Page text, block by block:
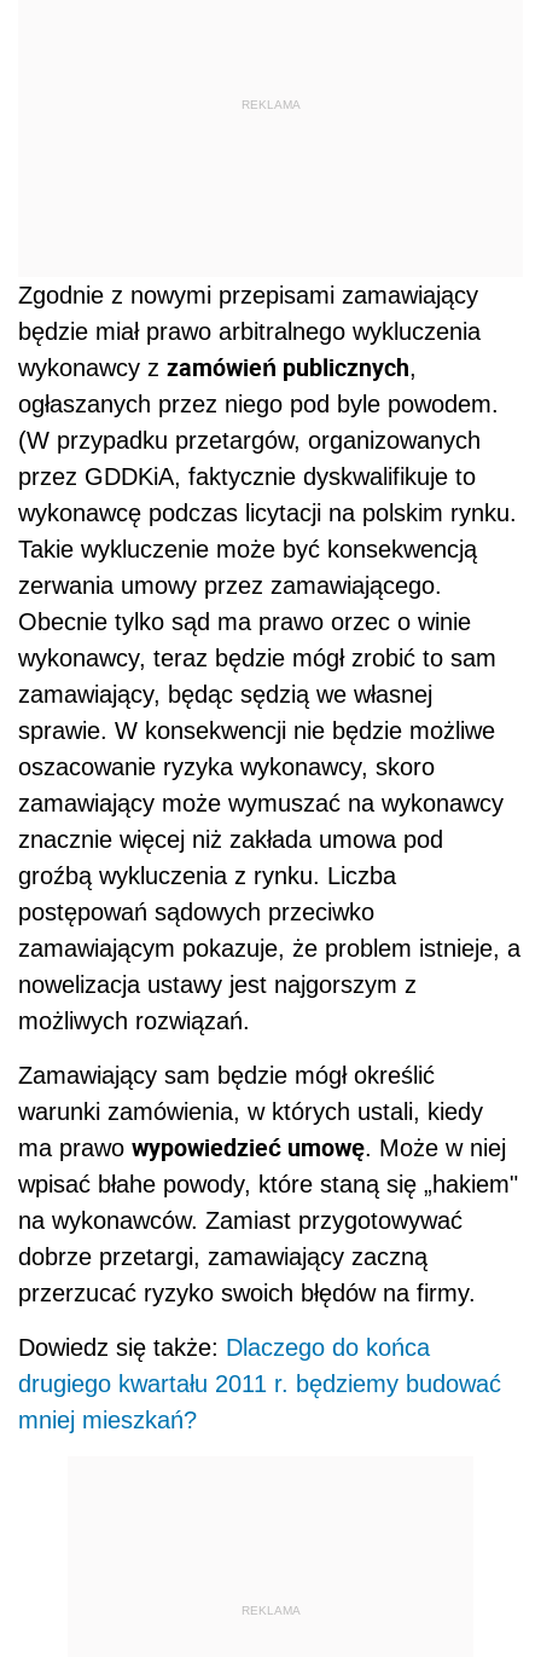
REKLAMA
Zgodnie z nowymi przepisami zamawiający
będzie miał prawo arbitralnego wykluczenia
wykonawcy z zamówień publicznych,
ogłaszanych przez niego pod byle powodem.
(W przypadku przetargów, organizowanych
przez GDDKiA, faktycznie dyskwalifikuje to
wykonawcę podczas licytacji na polskim rynku.
Takie wykluczenie może być konsekwencją
zerwania umowy przez zamawiającego.
Obecnie tylko sąd ma prawo orzec o winie
wykonawcy, teraz będzie mógł zrobić to sam
zamawiający, będąc sędzią we własnej
sprawie. W konsekwencji nie będzie możliwe
oszacowanie ryzyka wykonawcy, skoro
zamawiający może wymuszać na wykonawcy
znacznie więcej niż zakłada umowa pod
groźbą wykluczenia z rynku. Liczba
postępowań sądowych przeciwko
zamawiającym pokazuje, że problem istnieje, a
nowelizacja ustawy jest najgorszym z
możliwych rozwiązań.
Zamawiający sam będzie mógł określić
warunki zamówienia, w których ustali, kiedy
ma prawo wypowiedzieć umowę. Może w niej
wpisać błahe powody, które staną się „hakiem"
na wykonawców. Zamiast przygotowywać
dobrze przetargi, zamawiający zaczną
przerzucać ryzyko swoich błędów na firmy.
Dowiedz się także: Dlaczego do końca
drugiego kwartału 2011 r. będziemy budować
mniej mieszkań?
REKLAMA